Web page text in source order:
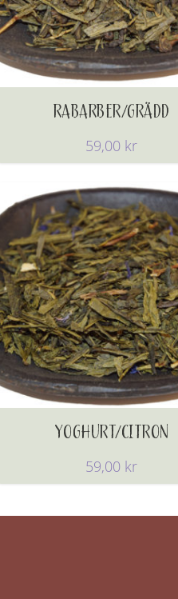
RABARBER/GRÄDD
59,00 kr
YOGHURT/CITRON
59,00 kr